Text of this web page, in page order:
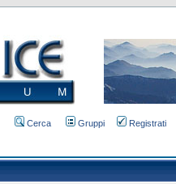
Cerca Gruppi Registrati